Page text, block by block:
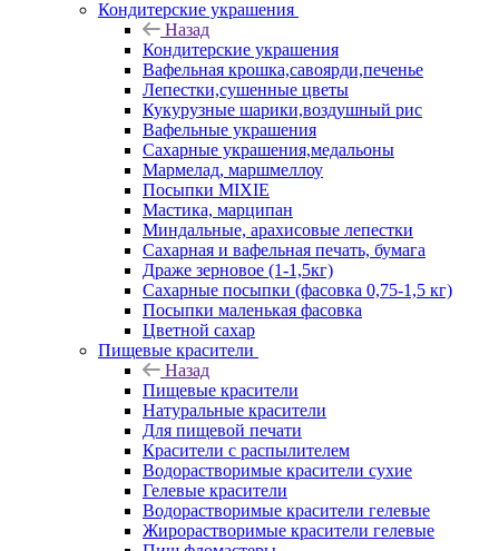
Кондитерские украшения
Назад
Кондитерские украшения
Вафельная крошка,савоярди,печенье
Лепестки,сушенные цветы
Кукурузные шарики,воздушный рис
Вафельные украшения
Сахарные украшения,медальоны
Мармелад, маршмеллоу
Посыпки MIXIE
Мастика, марципан
Миндальные, арахисовые лепестки
Сахарная и вафельная печать, бумага
Драже зерновое (1-1,5кг)
Сахарные посыпки (фасовка 0,75-1,5 кг)
Посыпки маленькая фасовка
Цветной сахар
Пищевые красители
Назад
Пищевые красители
Натуральные красители
Для пищевой печати
Красители с распылителем
Водорастворимые красители сухие
Гелевые красители
Водорастворимые красители гелевые
Жирорастворимые красители гелевые